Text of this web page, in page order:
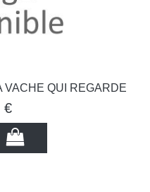
VACHE QUI REGARDE
€